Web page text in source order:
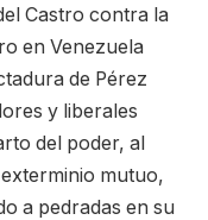
Castro contra la
en Venezuela
de Pérez
y liberales
del poder, al
mutuo,
a pedradas en su